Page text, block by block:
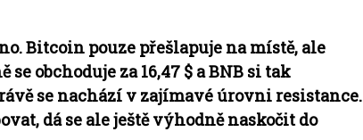
Bitcoin pouze přešlapuje na místě, ale
obchoduje za 16,47 $ a BNB si tak
se nachází v zajímavé úrovni resistance.
dá se ale ještě výhodně naskočit do